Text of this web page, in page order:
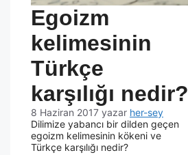
Egoizm
kelimesinin
Türkçe
karşılığı nedir?
8 Haziran 2017 yazar her-sey
Dilimize yabancı bir dilden geçen
egoizm kelimesinin kökeni ve
Türkçe karşılığı nedir?